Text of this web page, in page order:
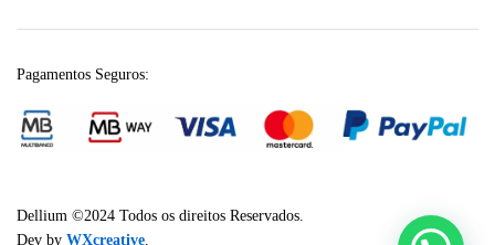
Dellium ©2024 Todos os direitos Reservados.
Dev by WXcreative.
Pagamentos Seguros: